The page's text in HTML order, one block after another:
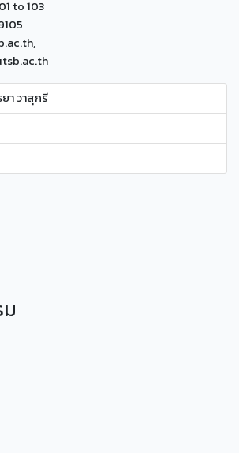
to 103
า วาสุกรี